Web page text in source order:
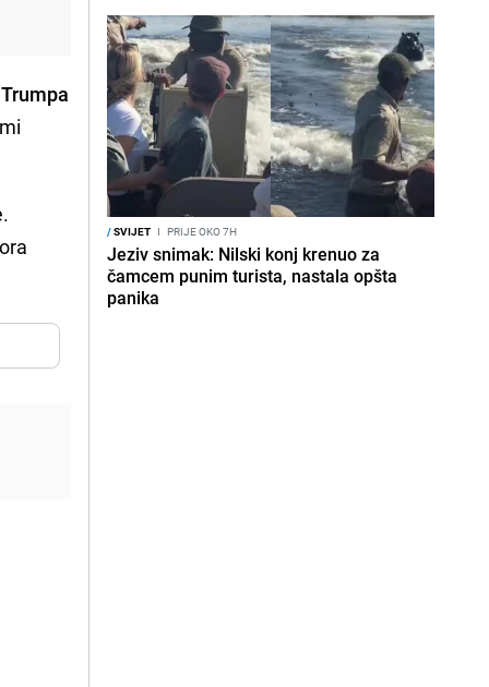
/SVIJET I PRIJE OKO 7H
Jeziv snimak: Nilski konj krenuo za
čamcem punim turista, nastala opšta
panika